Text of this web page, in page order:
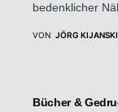
bedenklicher
VON JÖRG KIJANSKI
Bücher &